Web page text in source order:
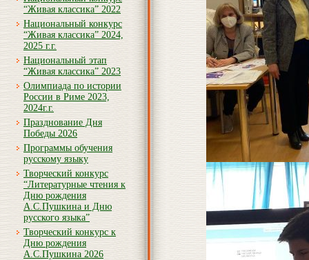
“Живая классика” 2022
Национальный конкурс
“Живая классика” 2024,
2025 г.г.
Национальный этап
“Живая классика” 2023
Олимпиада по истории
России в Риме 2023,
2024г.г.
Празднование Дня
Победы 2026
Программы обучения
русскому языку
Творческий конкурс
“Литературные чтения к
Дню рождения
А.С.Пушкина и Дню
русского языка”
Творческий конкурс к
Дню рождения
А.С.Пушкина 2026